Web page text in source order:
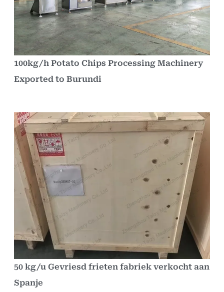
100kg/h Potato Chips Processing Machinery
Exported to Burundi
50 kg/u Gevriesd frieten fabriek verkocht aan
Spanje